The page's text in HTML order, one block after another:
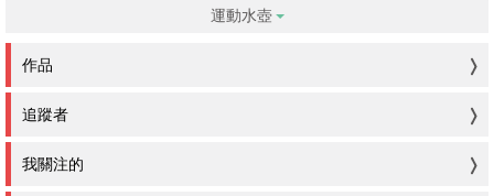
運動水壺
作品
追蹤者
我關注的